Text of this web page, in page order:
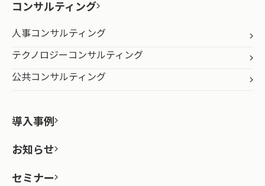
コンサルティング
人事コンサルティング
テクノロジーコンサルティング
公共コンサルティング
導入事例
お知らせ
セミナー